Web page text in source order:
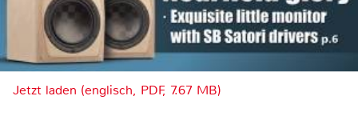
Jetzt laden (englisch, PDF, 7.67 MB)